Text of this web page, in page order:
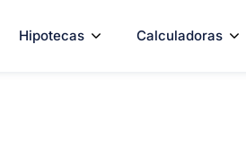
Hipotecas Calculadoras